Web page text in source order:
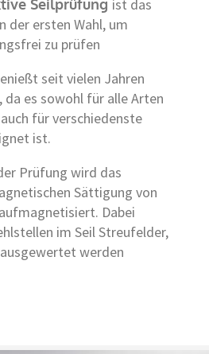
Seilprüfung ist das
der ersten Wahl, um
zu prüfen
seit vielen Jahren
da es sowohl für alle Arten
für verschiedenste
ist.
Prüfung wird das
Sättigung von
Dabei
im Seil Streufelder,
werden